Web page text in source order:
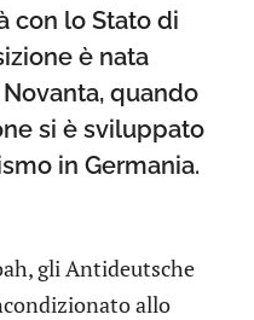
con lo Stato di
è nata
quando
si è sviluppato
in Germania.
gli Antideutsche
allo